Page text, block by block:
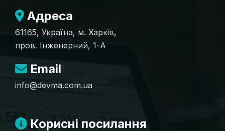
Адреса
61165, Україна, м. Харків,
пров. Інженерний, 1-А
Email
info@devma.com.ua
Корисні посилання